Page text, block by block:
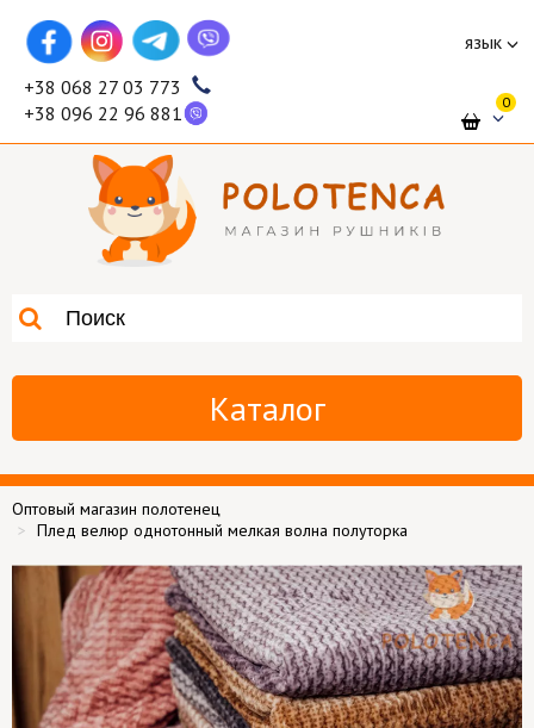
язык
+38 068 27 03 773
+38 096 22 96 881
0
Каталог
Оптовый магазин полотенец
Плед велюр однотонный мелкая волна полуторка